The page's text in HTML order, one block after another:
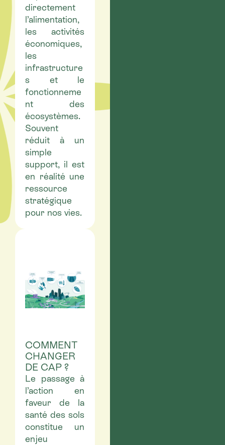
directement
l’alimentation,
les activités
économiques,
les
infrastructure
s et le
fonctionneme
nt des
écosystèmes.
Souvent
réduit à un
simple
support, il est
en réalité une
ressource
stratégique
pour nos vies.
COMMENT
CHANGER
DE CAP ?
Le passage à
l’action en
faveur de la
santé des sols
constitue un
enjeu